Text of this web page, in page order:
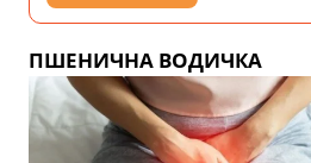
ПШЕНИЧНА ВОДИЧКА